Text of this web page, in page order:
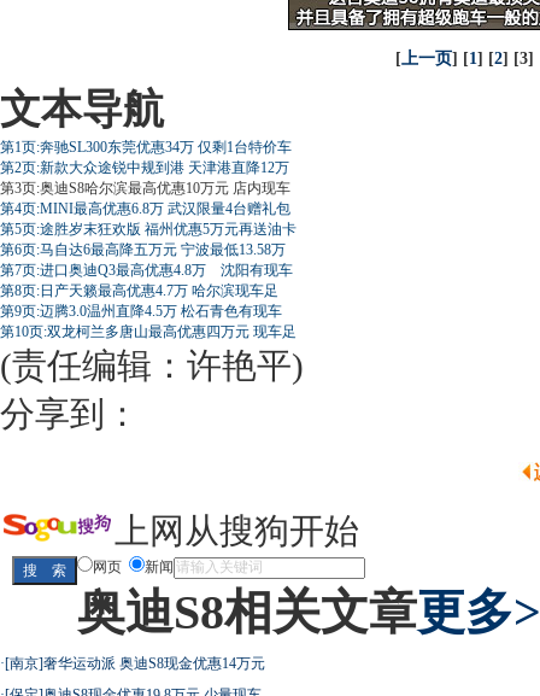
[上一页] [1] [2] [3]
文本导航
第1页:奔驰SL300东莞优惠34万 仅剩1台特价车
第2页:新款大众途锐中规到港 天津港直降12万
第3页:奥迪S8哈尔滨最高优惠10万元 店内现车
第4页:MINI最高优惠6.8万 武汉限量4台赠礼包
第5页:途胜岁末狂欢版 福州优惠5万元再送油卡
第6页:马自达6最高降五万元 宁波最低13.58万
第7页:进口奥迪Q3最高优惠4.8万 沈阳有现车
第8页:日产天籁最高优惠4.7万 哈尔滨现车足
第9页:迈腾3.0温州直降4.5万 松石青色有现车
第10页:双龙柯兰多唐山最高优惠四万元 现车足
(责任编辑：许艳平)
分享到：
上网从搜狗开始
网页 新闻
奥迪S8相关文章更多
·[南京]奢华运动派 奥迪S8现金优惠14万元